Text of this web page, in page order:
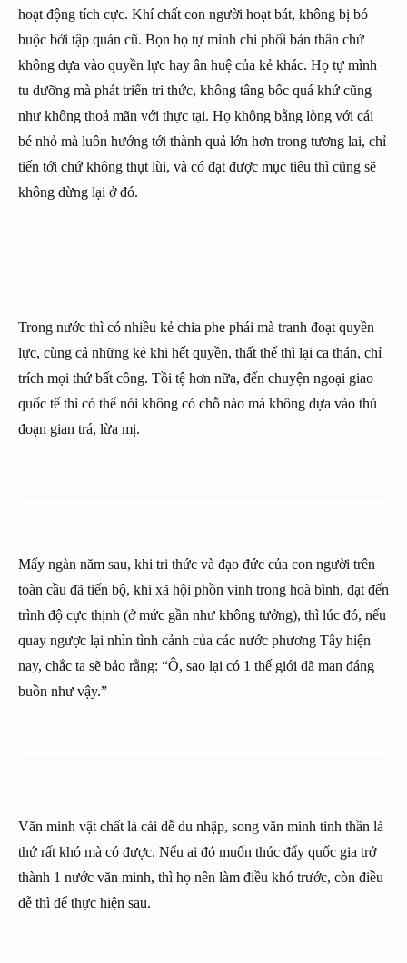
hoạt động tích cực. Khí chất con người hoạt bát, không bị bó
buộc bởi tập quán cũ. Bọn họ tự mình chi phối bản thân chứ
không dựa vào quyền lực hay ân huệ của kẻ khác. Họ tự mình
tu dưỡng mà phát triển tri thức, không tâng bốc quá khứ cũng
như không thoả mãn với thực tại. Họ không bằng lòng với cái
bé nhỏ mà luôn hướng tới thành quả lớn hơn trong tương lai, chỉ
tiến tới chứ không thụt lùi, và có đạt được mục tiêu thì cũng sẽ
không dừng lại ở đó.
Trong nước thì có nhiều kẻ chia phe phái mà tranh đoạt quyền
lực, cùng cả những kẻ khi hết quyền, thất thế thì lại ca thán, chỉ
trích mọi thứ bất công. Tồi tệ hơn nữa, đến chuyện ngoại giao
quốc tế thì có thể nói không có chỗ nào mà không dựa vào thủ
đoạn gian trá, lừa mị.
Mấy ngàn năm sau, khi tri thức và đạo đức của con người trên
toàn cầu đã tiến bộ, khi xã hội phồn vinh trong hoà bình, đạt đến
trình độ cực thịnh (ở mức gần như không tưởng), thì lúc đó, nếu
quay ngược lại nhìn tình cảnh của các nước phương Tây hiện
nay, chắc ta sẽ bảo rằng: “Ô, sao lại có 1 thế giới dã man đáng
buồn như vậy.”
Văn minh vật chất là cái dễ du nhập, song văn minh tinh thần là
thứ rất khó mà có được. Nếu ai đó muốn thúc đẩy quốc gia trở
thành 1 nước văn minh, thì họ nên làm điều khó trước, còn điều
dễ thì để thực hiện sau.